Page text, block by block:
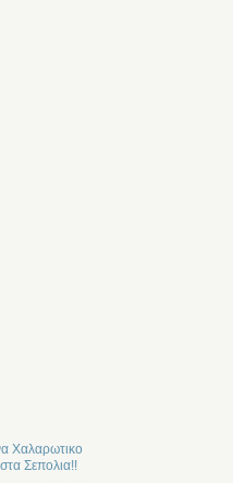
Χαλαρωτικο
Σεπολια!!